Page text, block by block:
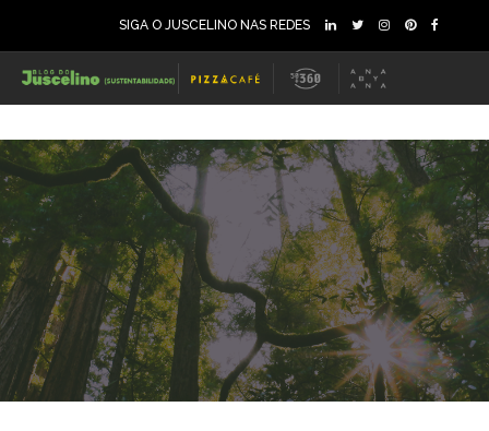
SIGA O JUSCELINO NAS REDES